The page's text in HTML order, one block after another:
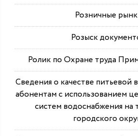
Розничные
Розыск
Ролик по Охране труда
Сведения о качестве питьевой
абонентам с использованием
систем водоснабжения на
городского